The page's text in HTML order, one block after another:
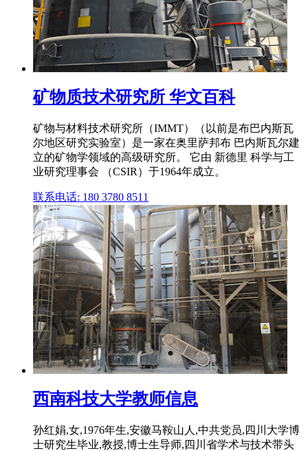
矿物质技术研究所 华文百科
矿物与材料技术研究所（IMMT）（以前是布巴内斯瓦
尔地区研究实验室）是一家在奥里萨邦布 巴内斯瓦尔建
立的矿物学领域的高级研究所。 它由 新德里 科学与工
业研究理事会 （CSIR）于1964年成立。
联系电话: 180 3780 8511
西南科技大学教师信息
孙红娟,女,1976年生,安徽马鞍山人,中共党员,四川大学博
士研究生毕业,教授,博士生导师,四川省学术与技术带头